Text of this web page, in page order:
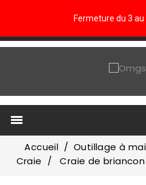
Fermeture du 3

Accueil Outillage à
Craie
Craie de